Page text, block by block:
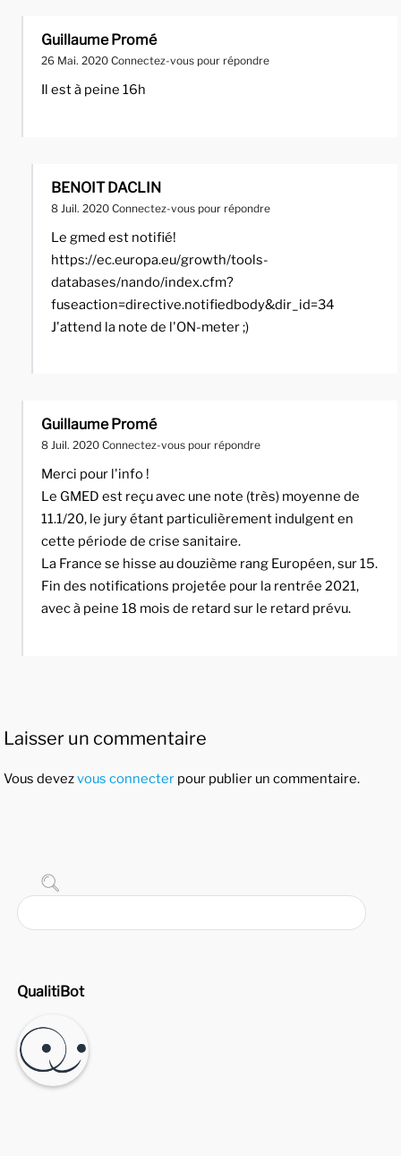
Guillaume Promé
26 Mai. 2020 Connectez-vous pour répondre
Il est à peine 16h
BENOIT DACLIN
8 Juil. 2020 Connectez-vous pour répondre
Le gmed est notifié!
https://ec.europa.eu/growth/tools-
databases/nando/index.cfm?
fuseaction=directive.notifiedbody&dir_id=34
J'attend la note de l'ON-meter ;)
Guillaume Promé
8 Juil. 2020 Connectez-vous pour répondre
Merci pour l'info !
Le GMED est reçu avec une note (très) moyenne de
11.1/20, le jury étant particulièrement indulgent en
cette période de crise sanitaire.
La France se hisse au douzième rang Européen, sur 15.
Fin des notifications projetée pour la rentrée 2021,
avec à peine 18 mois de retard sur le retard prévu.
Laisser un commentaire
Vous devezvous connecter pour publier un commentaire.
QualitiBot